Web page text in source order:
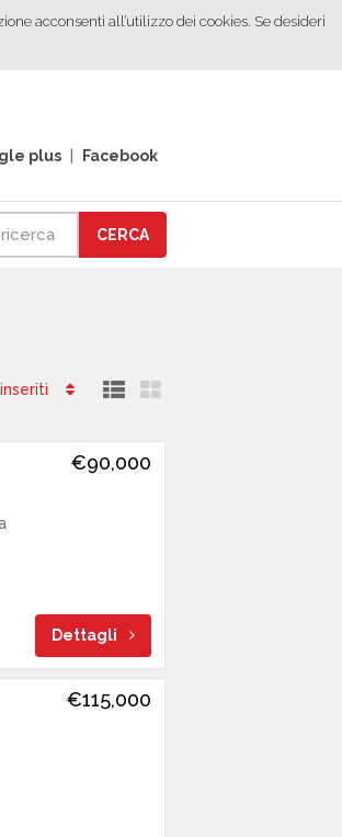
plus Facebook
CERCA
€90,000
Dettagli
€115,000
acconsenti all’utilizzo dei cookies. Se desideri